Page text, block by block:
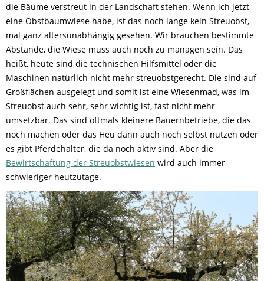
die Bäume verstreut in der Landschaft stehen. Wenn ich jetzt
eine Obstbaumwiese habe, ist das noch lange kein Streuobst,
mal ganz altersunabhängig gesehen. Wir brauchen bestimmte
Abstände, die Wiese muss auch noch zu managen sein. Das
heißt, heute sind die technischen Hilfsmittel oder die
Maschinen natürlich nicht mehr streuobstgerecht. Die sind auf
Großflächen ausgelegt und somit ist eine Wiesenmad, was im
Streuobst auch sehr, sehr wichtig ist, fast nicht mehr
umsetzbar. Das sind oftmals kleinere Bauernbetriebe, die das
noch machen oder das Heu dann auch noch selbst nutzen oder
es gibt Pferdehalter, die da noch aktiv sind. Aber die
Bewirtschaftung der Streuobstwiesen wird auch immer
schwieriger heutzutage.